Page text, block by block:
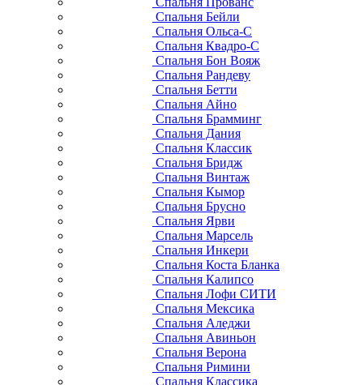
Спальня Бейли
Спальня Ольса-С
Спальня Квадро-С
Спальня Бон Вояж
Спальня Рандеву
Спальня Бетти
Спальня Айно
Спальня Брамминг
Спальня Дания
Спальня Классик
Спальня Бридж
Спальня Винтаж
Спальня Кымор
Спальня Брусно
Спальня Ярви
Спальня Марсель
Спальня Инкери
Спальня Коста Бланка
Спальня Калипсо
Спальня Лофи СИТИ
Спальня Мексика
Спальня Аледжи
Спальня Авиньон
Спальня Верона
Спальня Римини
Спальня Классика